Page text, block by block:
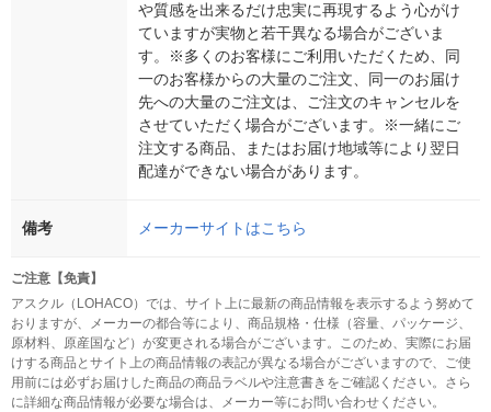
や質感を出来るだけ忠実に再現するよう心がけ
ていますが実物と若干異なる場合がございま
す。※多くのお客様にご利用いただくため、同
一のお客様からの大量のご注文、同一のお届け
先への大量のご注文は、ご注文のキャンセルを
させていただく場合がございます。※一緒にご
注文する商品、またはお届け地域等により翌日
配達ができない場合があります。
備考 メーカーサイトはこちら
ご注意【免責】
アスクル（LOHACO）では、サイト上に最新の商品情報を表示するよう努めて
おりますが、メーカーの都合等により、商品規格・仕様（容量、パッケージ、
原材料、原産国など）が変更される場合がございます。このため、実際にお届
けする商品とサイト上の商品情報の表記が異なる場合がございますので、ご使
用前には必ずお届けした商品の商品ラベルや注意書きをご確認ください。さら
に詳細な商品情報が必要な場合は、メーカー等にお問い合わせください。